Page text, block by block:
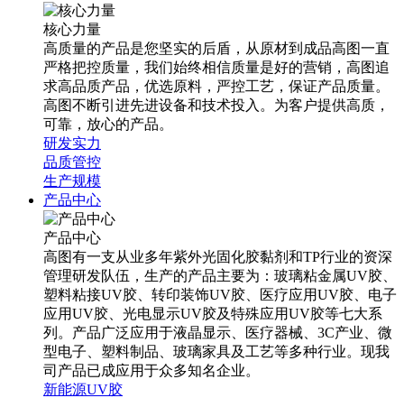
核心力量
高质量的产品是您坚实的后盾，从原材到成品高图一直
严格把控质量，我们始终相信质量是好的营销，高图追
求高品质产品，优选原料，严控工艺，保证产品质量。
高图不断引进先进设备和技术投入。为客户提供高质，
可靠，放心的产品。
研发实力
品质管控
生产规模
产品中心
产品中心
高图有一支从业多年紫外光固化胶黏剂和TP行业的资深
管理研发队伍，生产的产品主要为：玻璃粘金属UV胶、
塑料粘接UV胶、转印装饰UV胶、医疗应用UV胶、电子
应用UV胶、光电显示UV胶及特殊应用UV胶等七大系
列。产品广泛应用于液晶显示、医疗器械、3C产业、微
型电子、塑料制品、玻璃家具及工艺等多种行业。现我
司产品已成应用于众多知名企业。
新能源UV胶